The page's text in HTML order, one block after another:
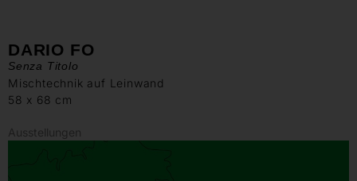
DARIO FO
Senza Titolo
Mischtechnik auf Leinwand
58 x 68 cm
Ausstellungen